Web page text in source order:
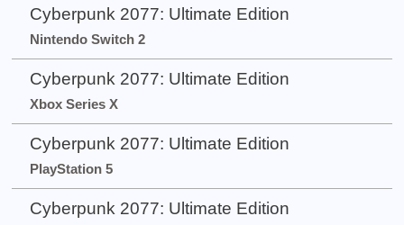
Cyberpunk 2077: Ultimate Edition
Nintendo Switch 2
Cyberpunk 2077: Ultimate Edition
Xbox Series X
Cyberpunk 2077: Ultimate Edition
PlayStation 5
Cyberpunk 2077: Ultimate Edition